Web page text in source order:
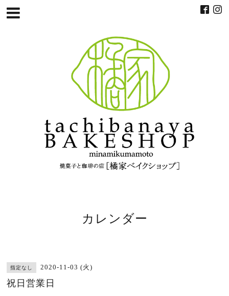
カレンダー
指定なし 2020-11-03 (火)
祝日営業日